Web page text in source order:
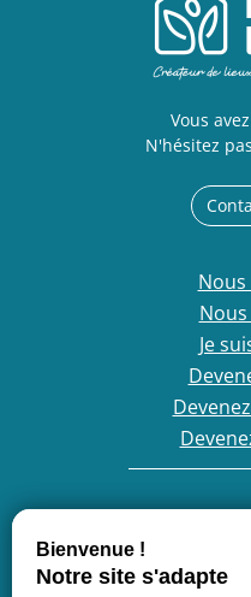
Vous
N'hésitez
Je
France Loire,